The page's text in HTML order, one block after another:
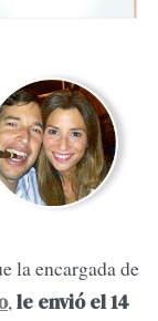
la encargada de
,le envió el 14